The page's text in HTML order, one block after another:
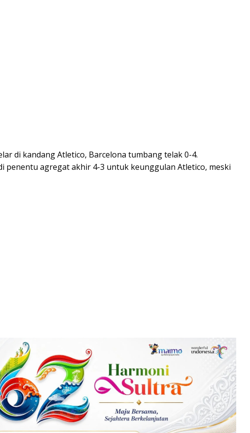
di kandang Atletico, Barcelona tumbang telak 0-4.
penentu agregat akhir 4-3 untuk keunggulan Atletico, meski